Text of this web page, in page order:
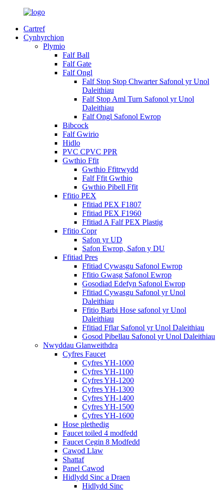
Cartref
Cynhyrchion
Plymio
Falf Ball
Falf Gate
Falf Ongl
Falf Stop Stop Chwarter Safonol yr Unol
Daleithiau
Falf Stop Aml Turn Safonol yr Unol
Daleithiau
Falf Ongl Safonol Ewrop
Bibcock
Falf Gwirio
Hidlo
PVC CPVC PPR
Gwthio Ffit
Gwthio Ffitrwydd
Falf Ffit Gwthio
Gwthio Pibell Ffit
Ffitio PEX
Ffitiad PEX F1807
Ffitiad PEX F1960
Ffitiad A Falf PEX Plastig
Ffitio Copr
Safon yr UD
Safon Ewrop, Safon y DU
Ffitiad Pres
Ffitiad Cywasgu Safonol Ewrop
Ffitio Gwasg Safonol Ewrop
Gosodiad Edefyn Safonol Ewrop
Ffitiad Cywasgu Safonol yr Unol
Daleithiau
Ffitio Barbi Hose safonol yr Unol
Daleithiau
Ffitiad Fflar Safonol yr Unol Daleithiau
Gosod Pibellau Safonol yr Unol Daleithiau
Nwyddau Glanweithdra
Cyfres Faucet
Cyfres YH-1000
Cyfres YH-1100
Cyfres YH-1200
Cyfres YH-1300
Cyfres YH-1400
Cyfres YH-1500
Cyfres YH-1600
Hose plethedig
Faucet toiled 4 modfedd
Faucet Cegin 8 Modfedd
Cawod Llaw
Shattaf
Panel Cawod
Hidlydd Sinc a Draen
Hidlydd Sinc